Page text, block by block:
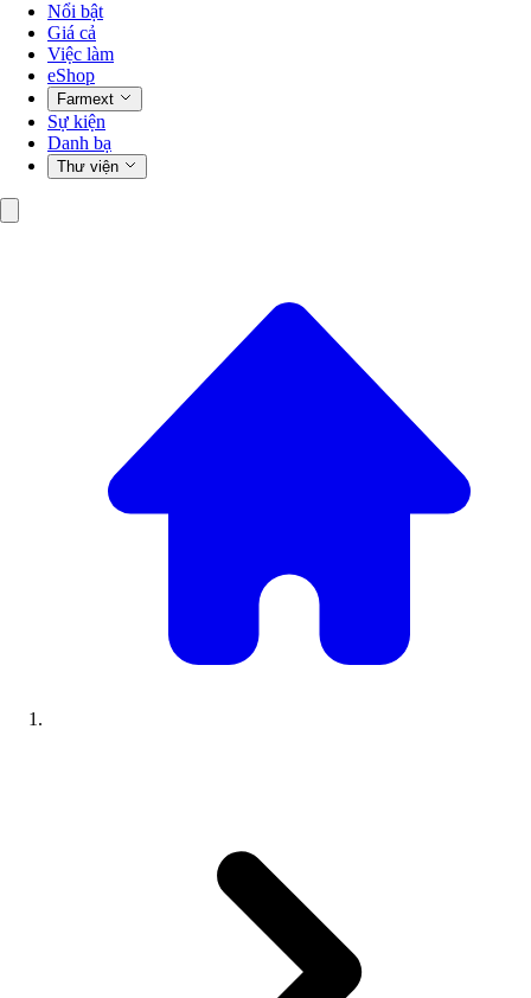
Nổi bật
Giá cả
Việc làm
eShop
Farmext
Sự kiện
Danh bạ
Thư viện